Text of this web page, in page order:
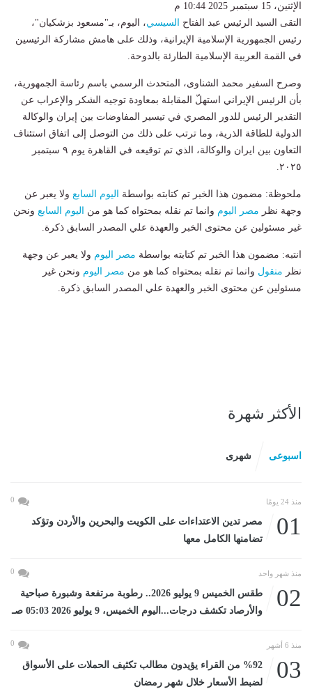
الإثنين، 15 سبتمبر 2025 10:44 م
التقى السيد الرئيس عبد الفتاح
السيسي، اليوم، بـ"مسعود بزشكيان"،
رئيس الجمهورية الإسلامية الإيرانية، وذلك على هامش مشاركة الرئيسين
في القمة العربية الإسلامية الطارئة بالدوحة.
وصرح السفير محمد الشناوى، المتحدث الرسمي باسم رئاسة الجمهورية،
بأن الرئيس الإيراني استهلّ المقابلة بمعاودة توجيه الشكر والإعراب عن
التقدير الرئيس للدور المصري في تيسير المفاوضات بين إيران والوكالة
الدولية للطاقة الذرية، وما ترتب على ذلك من التوصل إلى اتفاق استئناف
التعاون بين ايران والوكالة، الذي تم توقيعه في القاهرة يوم ٩ سبتمبر
٢٠٢٥.
ملحوظة: مضمون هذا الخبر تم كتابته بواسطة اليوم السابع ولا يعبر عن
وجهة نظر مصر اليوم وانما تم نقله بمحتواه كما هو من اليوم السابع ونحن
غير مسئولين عن محتوى الخبر والعهدة علي المصدر السابق ذكرة.
انتبه: مضمون هذا الخبر تم كتابته بواسطة مصر اليوم ولا يعبر عن وجهة
نظر منقول وانما تم نقله بمحتواه كما هو من مصر اليوم ونحن غير
مسئولين عن محتوى الخبر والعهدة علي المصدر السابق ذكرة.
الأكثر شهرة
اسبوعى شهرى
منذ 24 يومًا 0
01
مصر تدين الاعتداءات على الكويت والبحرين والأردن وتؤكد
تضامنها الكامل معها
منذ شهر واحد 0
02
طقس الخميس 9 يوليو 2026.. رطوبة مرتفعة وشبورة صباحية
والأرصاد تكشف درجات...اليوم الخميس، 9 يوليو 2026 05:03 صـ
منذ 6 أشهر 0
03
%92 من القراء يؤيدون مطالب تكثيف الحملات على الأسواق
لضبط الأسعار خلال شهر رمضان